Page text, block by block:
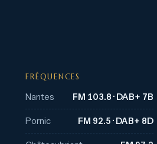
FRÉQUENCES
Nantes FM 103.8 · DAB+ 7B
Pornic FM 92.5 · DAB+ 8D